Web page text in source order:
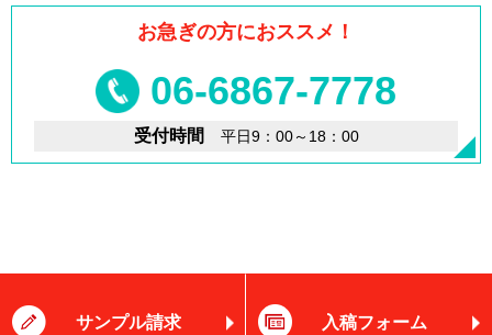
お急ぎの方におススメ！
06-6867-7778
受付時間 平日9：00～18：00
サンプル請求 入稿フォーム